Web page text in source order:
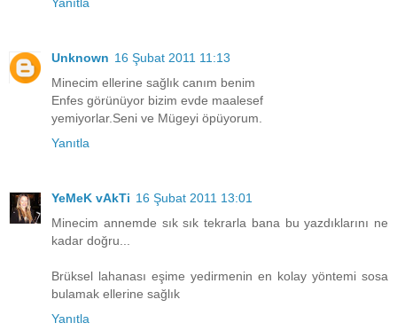
Yanıtla
Unknown 16 Şubat 2011 11:13
Minecim ellerine sağlık canım benim
Enfes görünüyor bizim evde maalesef
yemiyorlar.Seni ve Mügeyi öpüyorum.
Yanıtla
YeMeK vAkTi 16 Şubat 2011 13:01
Minecim annemde sık sık tekrarla bana bu yazdıklarını ne
kadar doğru...
Brüksel lahanası eşime yedirmenin en kolay yöntemi sosa
bulamak ellerine sağlık
Yanıtla